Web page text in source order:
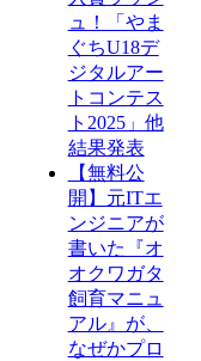
ュ！「やま
ぐちU18デ
ジタルアー
トコンテス
ト2025」他
結果発表
【無料公
開】元ITエ
ンジニアが
書いた『オ
オクワガタ
飼育マニュ
アル』が、
なぜかプロ